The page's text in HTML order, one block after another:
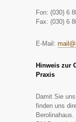
Fon: (030) 6
Fax: (030) 6
E-Mail:
Hinweis zur
Praxis
Damit Sie
finden uns